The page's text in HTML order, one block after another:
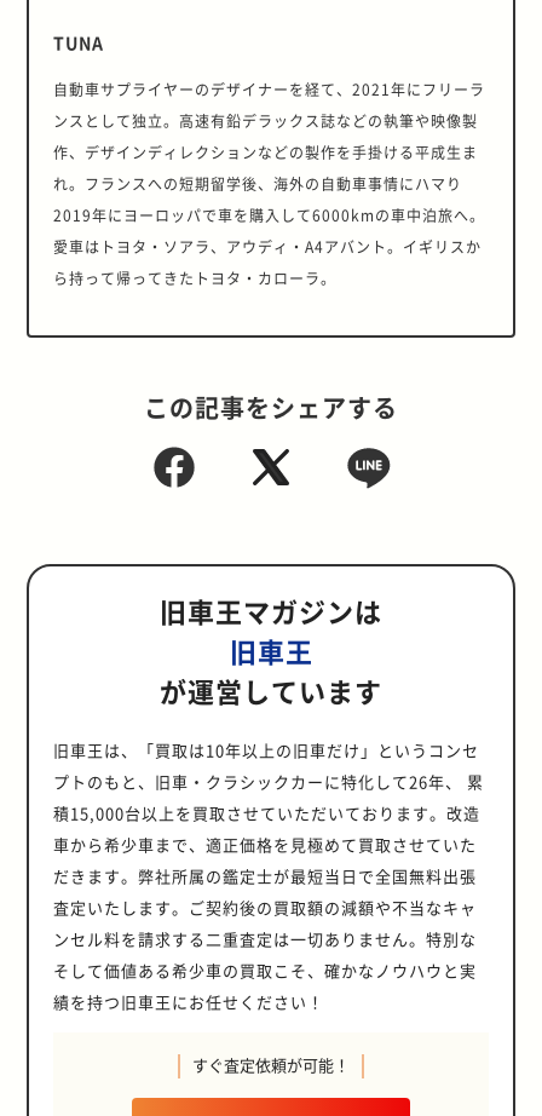
TUNA
自動車サプライヤーのデザイナーを経て、2021年にフリーラ
ンスとして独立。高速有鉛デラックス誌などの執筆や映像製
作、デザインディレクションなどの製作を手掛ける平成生ま
れ。フランスへの短期留学後、海外の自動車事情にハマり
2019年にヨーロッパで車を購入して6000kmの車中泊旅へ。
愛車はトヨタ・ソアラ、アウディ・A4アバント。イギリスか
ら持って帰ってきたトヨタ・カローラ。
この記事をシェアする
旧車王マガジンは
旧車王
が運営しています
旧車王は、「買取は10年以上の旧車だけ」というコンセ
プトのもと、旧車・クラシックカーに特化して26年、 累
積15,000台以上を買取させていただいております。改造
車から希少車まで、適正価格を見極めて買取させていた
だきます。弊社所属の鑑定士が最短当日で全国無料出張
査定いたします。ご契約後の買取額の減額や不当なキャ
ンセル料を請求する二重査定は一切ありません。特別な
そして価値ある希少車の買取こそ、確かなノウハウと実
績を持つ旧車王にお任せください！
すぐ査定依頼が可能！